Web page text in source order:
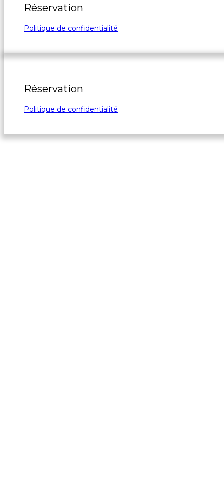
Réservation
Politique de confidentialité
Réservation
Politique de confidentialité